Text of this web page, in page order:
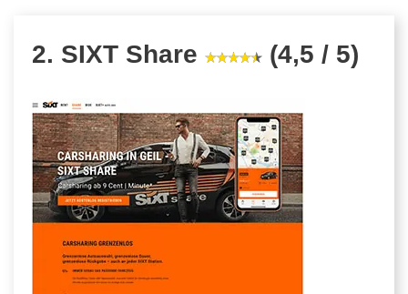
2. SIXT Share (4,5 / 5)